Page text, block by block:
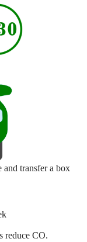
and transfer a box
reduce CO.